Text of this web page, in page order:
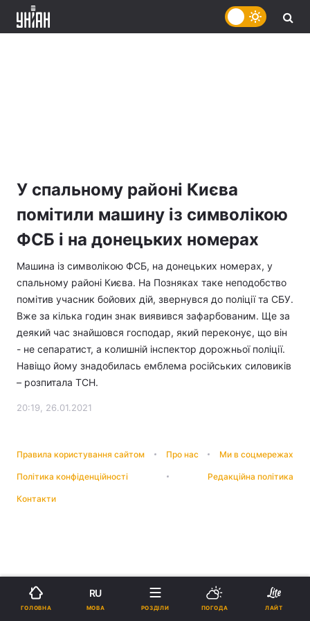
У спальному районі Києва
помітили машину із символікою
ФСБ і на донецьких номерах
Машина із символікою ФСБ, на донецьких номерах, у
спальному районі Києва. На Позняках таке неподобство
помітив учасник бойових дій, звернувся до поліції та СБУ.
Вже за кілька годин знак виявився зафарбованим. Ще за
деякий час знайшовся господар, який переконує, що він
- не сепаратист, а колишній інспектор дорожньої поліції.
Навіщо йому знадобилась емблема російських силовиків
– розпитала ТСН.
20:19, 26.01.2021
Правила користування сайтом Про нас Ми в соцмережах
Політика конфіденційності Редакційна політика
Контакти
ГОЛОВНА
RU
МОВА РОЗДІЛИ ПОГОДА ЛАЙТ